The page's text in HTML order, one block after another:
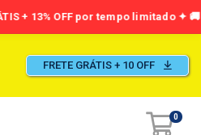
FRETE GRÁTIS + 10 OFF
0